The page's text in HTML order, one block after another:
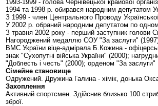
1993-1999 - голова Чернівецької крайової
1994 та 1998 р. обирався народним депутатом
З 1999 - член Центрального Проводу
У 2002 р. обраний народним депутатом по
З травня 2002 року - перший заступник голови
Нагороджений медаллю СОУ "За заслуги"
ВМС України віце-адмірала Б.Кожина -
знак "Сухопутні війська України" (2000);
"Доблесть і честь" (2000); орденом "За заслуги"
Сімейне становище
Одружений. Дружина Галина - хімік, донька
Захоплення
Активний спортсмен. Здійснив близько 100
зброї.